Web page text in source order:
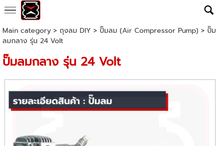
Main category> ถุงลม DIY > ปั๊มลม (Air Compressor Pump) > ปั๊ม
ลมกลาง รุ่น 24 Volt
ปั๊มลมกลาง รุ่น 24 Volt